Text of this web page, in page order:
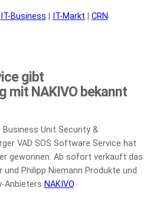
IT-Business IT-Markt CRN
gibt
mit NAKIVO bekannt
Business Unit Security &
VAD SOS Software Service hat
gewonnen. Ab sofort verkauft das
und Philipp Niemann Produkte und
Anbieters NAKIVO.